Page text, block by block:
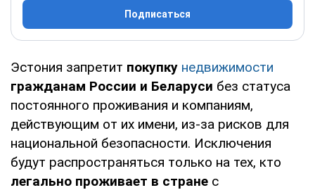
Подписаться
Эстония запретит покупку недвижимости
гражданам России и Беларуси без статуса
постоянного проживания и компаниям,
действующим от их имени, из-за рисков для
национальной безопасности. Исключения
будут распространяться только на тех, кто
легально проживает в стране с